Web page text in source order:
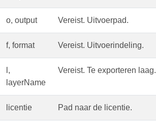
o, output Vereist. Uitvoerpad.
f, format Vereist. Uitvoerindeling.
l,
layerName
Vereist. Te exporteren laag.
licentie Pad naar de licentie.